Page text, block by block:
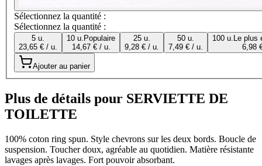
Sélectionnez la quantité :
Sélectionnez la quantité :
5 u.
23,65 € / u.
10 u. Populaire
14,67 € / u.
25 u.
9,28 € / u.
50 u.
7,49 € / u.
100 u. Le plus
6,98
Ajouter au panier
Plus de détails pour SERVIETTE DE
TOILETTE
100% coton ring spun. Style chevrons sur les deux bords. Boucle de
suspension. Toucher doux, agréable au quotidien. Matière résistante
lavages après lavages. Fort pouvoir absorbant.